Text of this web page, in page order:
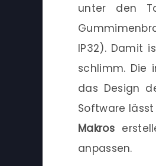
unter den
IP32). Damit
schlimm. Die
das Design
Software
Makros
anpassen.